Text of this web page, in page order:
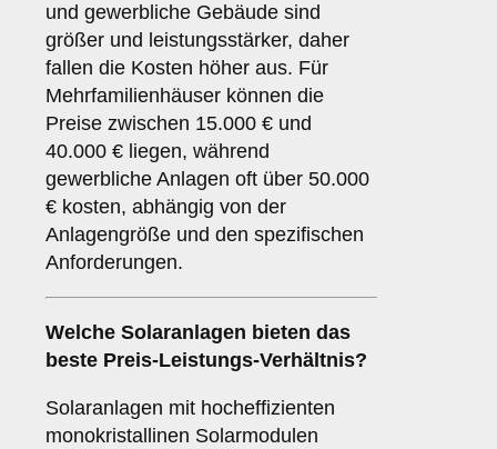
und gewerbliche Gebäude sind
größer und leistungsstärker, daher
fallen die Kosten höher aus. Für
Mehrfamilienhäuser können die
Preise zwischen 15.000 € und
40.000 € liegen, während
gewerbliche Anlagen oft über 50.000
€ kosten, abhängig von der
Anlagengröße und den spezifischen
Anforderungen.
Welche Solaranlagen bieten das
beste Preis-Leistungs-Verhältnis?
Solaranlagen mit hocheffizienten
monokristallinen Solarmodulen